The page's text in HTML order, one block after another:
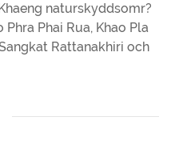
naturskyddsomr?
Phra Phai Rua, Khao Pla
Rattanakhiri och